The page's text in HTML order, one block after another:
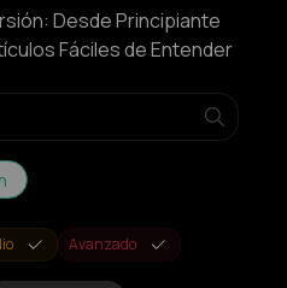
Desde Principiante
Fáciles de Entender
Avanzado